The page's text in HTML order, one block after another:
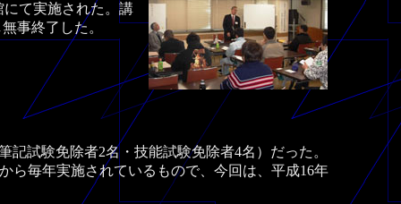
て実施された。講
事終了した。
試験免除者2名・技能試験免除者4名）だった。
ら毎年実施されているもので、今回は、平成16年